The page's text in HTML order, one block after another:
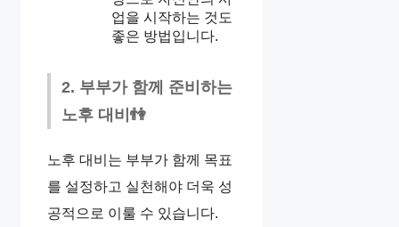
업을 시작하는 것도
좋은 방법입니다.
2. 부부가 함께 준비하는
노후 대비👫
노후 대비는 부부가 함께 목표
를 설정하고 실천해야 더욱 성
공적으로 이룰 수 있습니다.